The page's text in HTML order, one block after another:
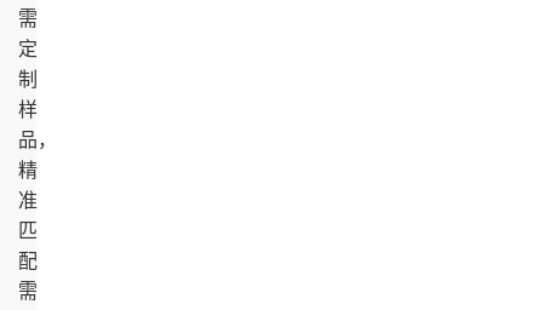
需
定
制
样
品，
精
准
匹
配
需